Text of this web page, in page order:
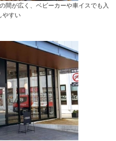
間が広く、ベビーカーや車イスでも入
やすい